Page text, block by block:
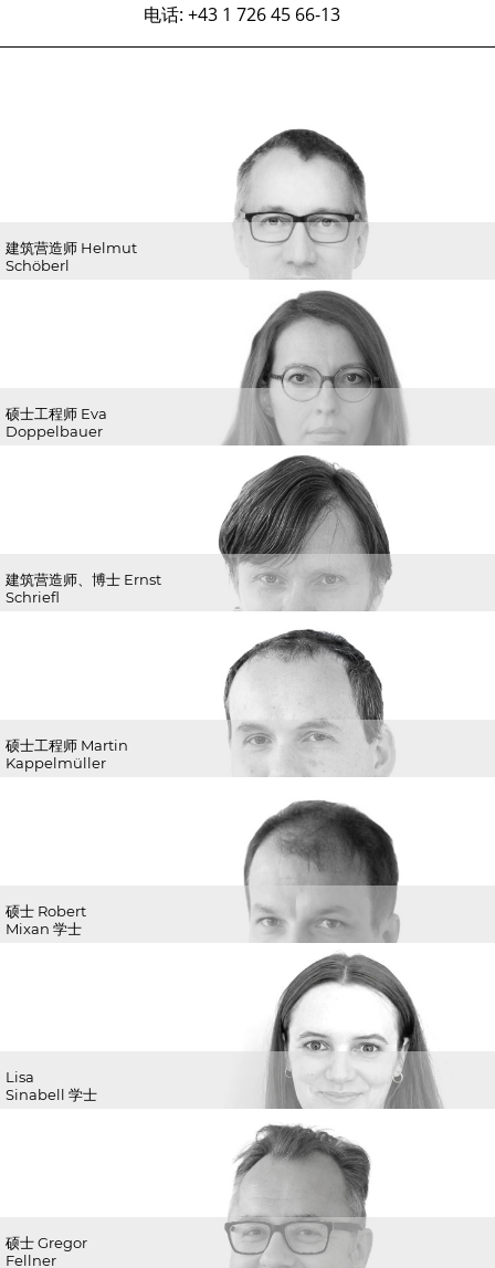
电话: +43 1 726 45 66-13
建筑营造师 Helmut
Schöberl
硕士工程师 Eva
Doppelbauer
建筑营造师、博士 Ernst
Schriefl
硕士工程师 Martin
Kappelmüller
硕士 Robert
Mixan 学士
Lisa
Sinabell 学士
硕士 Gregor
Fellner